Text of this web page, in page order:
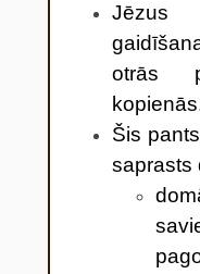
Jēzus
otrās
Šis
saprasts